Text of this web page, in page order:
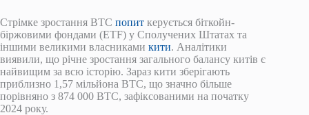
Стрімке зростання BTC попит керується біткойн-
біржовими фондами (ETF) у Сполучених Штатах та
іншими великими власниками кити. Аналітики
виявили, що річне зростання загального балансу китів є
найвищим за всю історію. Зараз кити зберігають
приблизно 1,57 мільйона BTC, що значно більше
порівняно з 874 000 BTC, зафіксованими на початку
2024 року.